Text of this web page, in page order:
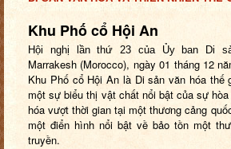
Khu Phố cổ Hội An
Hội nghị lần thứ 23 của Ủy ban Di
Marrakesh (Morocco), ngày 01 tháng 12
Khu Phố cổ Hội An là Di sản văn hóa thế
một sự biểu thị vật chất nổi bật của sự
hóa vượt thời gian tại một thương cảng
một điển hình nổi bật về bảo tồn một
truyền.